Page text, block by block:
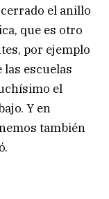
el anillo
que es otro
por ejemplo
las escuelas
el
Y en
también